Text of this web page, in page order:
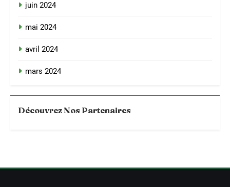
juin 2024
mai 2024
avril 2024
mars 2024
Découvrez Nos Partenaires